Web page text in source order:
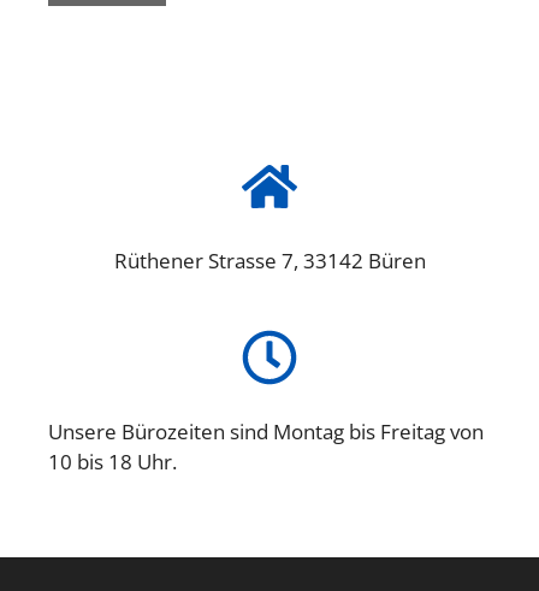
Rüthener Strasse 7, 33142 Büren
Unsere Bürozeiten sind Montag bis Freitag von
10 bis 18 Uhr.